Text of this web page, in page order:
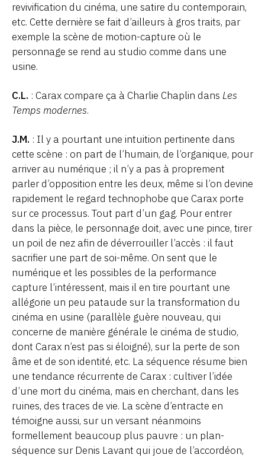
revivification du cinéma, une satire du contemporain,
etc. Cette dernière se fait d’ailleurs à gros traits, par
exemple la scène de motion-capture où le
personnage se rend au studio comme dans une
usine.
C.L. : Carax compare ça à Charlie Chaplin dans Les
Temps modernes.
J.M. : Il y a pourtant une intuition pertinente dans
cette scène : on part de l’humain, de l’organique, pour
arriver au numérique ; il n’y a pas à proprement
parler d’opposition entre les deux, même si l’on devine
rapidement le regard technophobe que Carax porte
sur ce processus. Tout part d’un gag. Pour entrer
dans la pièce, le personnage doit, avec une pince, tirer
un poil de nez afin de déverrouiller l’accès : il faut
sacrifier une part de soi-même. On sent que le
numérique et les possibles de la performance
capture l’intéressent, mais il en tire pourtant une
allégorie un peu pataude sur la transformation du
cinéma en usine (parallèle guère nouveau, qui
concerne de manière générale le cinéma de studio,
dont Carax n’est pas si éloigné), sur la perte de son
âme et de son identité, etc. La séquence résume bien
une tendance récurrente de Carax : cultiver l’idée
d’une mort du cinéma, mais en cherchant, dans les
ruines, des traces de vie. La scène d’entracte en
témoigne aussi, sur un versant néanmoins
formellement beaucoup plus pauvre : un plan-
séquence sur Denis Lavant qui joue de l’accordéon,